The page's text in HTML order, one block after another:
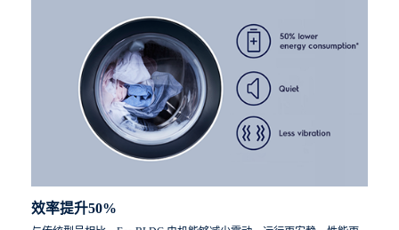
d1（猫过敏源）和99.9%的金黄色葡萄球菌和克雷白杆菌肺炎。
效率提升50%